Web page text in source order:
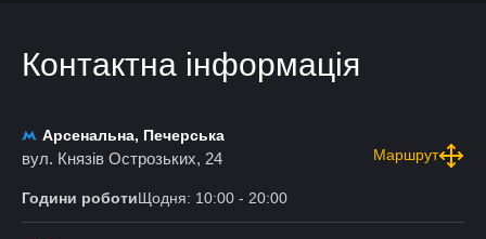
Контактна інформація
Арсенальна, Печерська
вул. Князів Острозьких, 24 Маршрут
Години роботиЩодня: 10:00 - 20:00